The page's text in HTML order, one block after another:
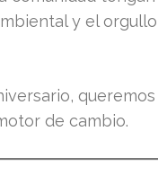
y el orgullo
queremos
de cambio.